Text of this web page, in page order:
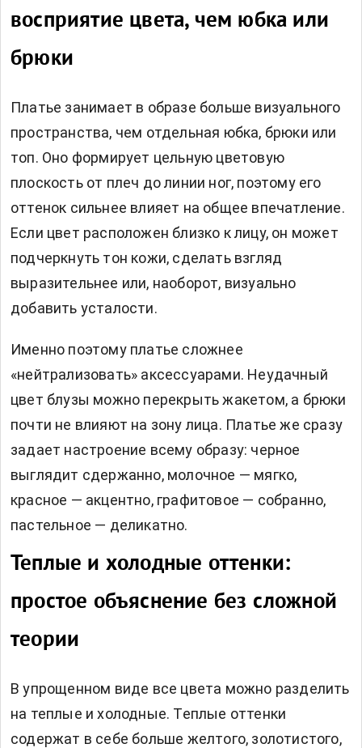
восприятие цвета, чем юбка или
брюки
Платье занимает в образе больше визуального
пространства, чем отдельная юбка, брюки или
топ. Оно формирует цельную цветовую
плоскость от плеч до линии ног, поэтому его
оттенок сильнее влияет на общее впечатление.
Если цвет расположен близко к лицу, он может
подчеркнуть тон кожи, сделать взгляд
выразительнее или, наоборот, визуально
добавить усталости.
Именно поэтому платье сложнее
«нейтрализовать» аксессуарами. Неудачный
цвет блузы можно перекрыть жакетом, а брюки
почти не влияют на зону лица. Платье же сразу
задает настроение всему образу: черное
выглядит сдержанно, молочное — мягко,
красное — акцентно, графитовое — собранно,
пастельное — деликатно.
Теплые и холодные оттенки:
простое объяснение без сложной
теории
В упрощенном виде все цвета можно разделить
на теплые и холодные. Теплые оттенки
содержат в себе больше желтого, золотистого,